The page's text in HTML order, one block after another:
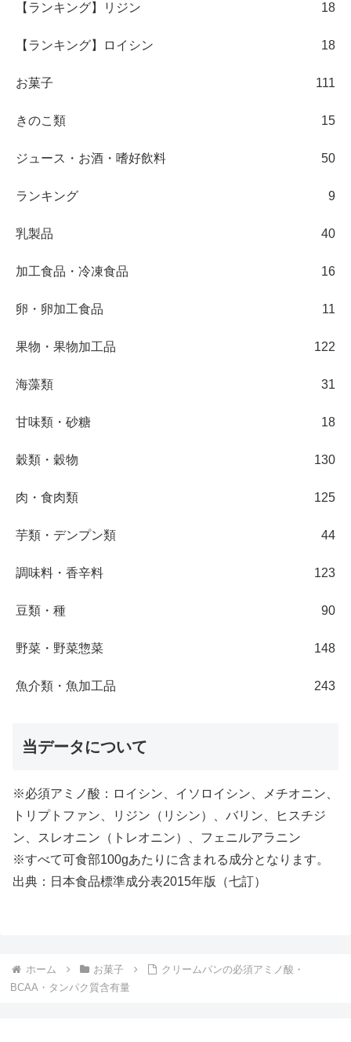
【ランキング】リジン 18
【ランキング】ロイシン 18
お菓子 111
きのこ類 15
ジュース・お酒・嗜好飲料 50
ランキング 9
乳製品 40
加工食品・冷凍食品 16
卵・卵加工食品 11
果物・果物加工品 122
海藻類 31
甘味類・砂糖 18
穀類・穀物 130
肉・食肉類 125
芋類・デンプン類 44
調味料・香辛料 123
豆類・種 90
野菜・野菜惣菜 148
魚介類・魚加工品 243
当データについて
※必須アミノ酸：ロイシン、イソロイシン、メチオニン、
トリプトファン、リジン（リシン）、バリン、ヒスチジ
ン、スレオニン（トレオニン）、フェニルアラニン
※すべて可食部100gあたりに含まれる成分となります。
出典：日本食品標準成分表2015年版（七訂）
ホーム お菓子
クリームパンの必須アミノ酸・
BCAA・タンパク質含有量